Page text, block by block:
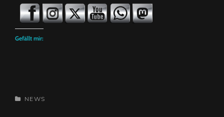
Gefällt mir:
CATEGORIES
NEWS